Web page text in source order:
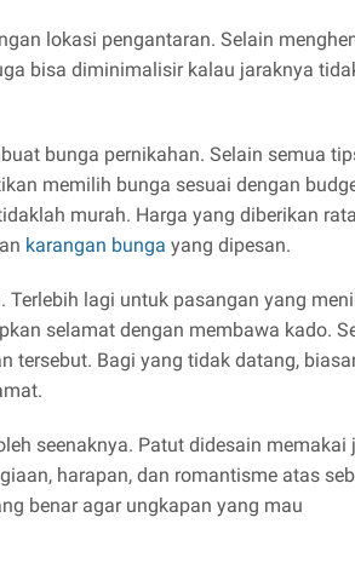
lokasi pengantaran. Selain
bisa diminimalisir kalau jaraknya
bunga pernikahan. Selain semua
memilih bunga sesuai dengan
murah. Harga yang diberikan
karangan bunga yang dipesan.
lagi untuk pasangan yang
selamat dengan membawa kado.
tersebut. Bagi yang tidak datang,
seenaknya. Patut didesain memakai
harapan, dan romantisme atas
benar agar ungkapan yang mau